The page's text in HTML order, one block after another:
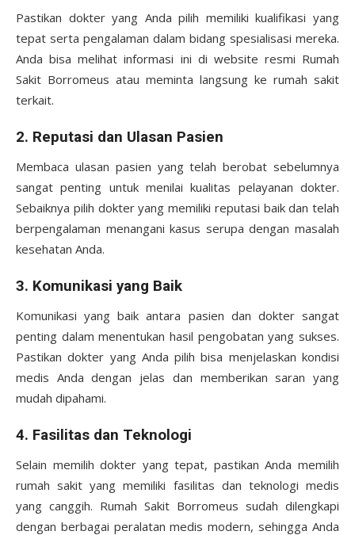
Pastikan dokter yang Anda pilih memiliki kualifikasi yang
tepat serta pengalaman dalam bidang spesialisasi mereka.
Anda bisa melihat informasi ini di website resmi Rumah
Sakit Borromeus atau meminta langsung ke rumah sakit
terkait.
2. Reputasi dan Ulasan Pasien
Membaca ulasan pasien yang telah berobat sebelumnya
sangat penting untuk menilai kualitas pelayanan dokter.
Sebaiknya pilih dokter yang memiliki reputasi baik dan telah
berpengalaman menangani kasus serupa dengan masalah
kesehatan Anda.
3. Komunikasi yang Baik
Komunikasi yang baik antara pasien dan dokter sangat
penting dalam menentukan hasil pengobatan yang sukses.
Pastikan dokter yang Anda pilih bisa menjelaskan kondisi
medis Anda dengan jelas dan memberikan saran yang
mudah dipahami.
4. Fasilitas dan Teknologi
Selain memilih dokter yang tepat, pastikan Anda memilih
rumah sakit yang memiliki fasilitas dan teknologi medis
yang canggih. Rumah Sakit Borromeus sudah dilengkapi
dengan berbagai peralatan medis modern, sehingga Anda